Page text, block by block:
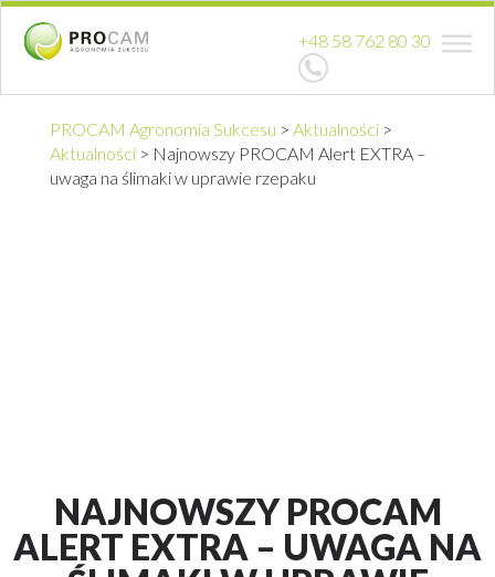
+48 58 762 80 30
PROCAM Agronomia Sukcesu > Aktualności >
Aktualności > Najnowszy PROCAM Alert EXTRA –
uwaga na ślimaki w uprawie rzepaku
NAJNOWSZY PROCAM
ALERT EXTRA – UWAGA NA